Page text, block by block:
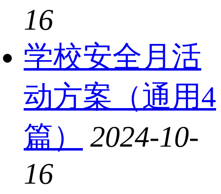
16
学校安全月活
动方案（通用4
篇）
2024-10-
16